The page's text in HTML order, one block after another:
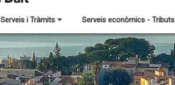
Serveis i Tràmits Serveis econòmics - Tributs